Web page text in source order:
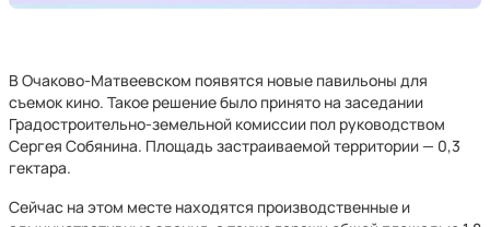
В Очаково-Матвеевском появятся новые павильоны для
съемок кино. Такое решение было принято на заседании
Градостроительно-земельной комиссии пол руководством
Сергея Собянина. Площадь застраиваемой территории — 0,3
гектара.
Сейчас на этом месте находятся производственные и